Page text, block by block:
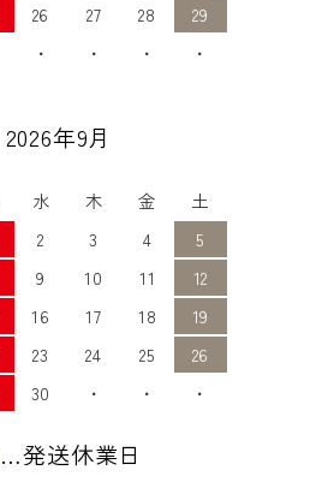
26 27 28
29
・ ・ ・ ・
2026年9月
水 木 金
土
2 3 4
5
9 10 11
12
16 17 18
19
23 24 25
26
30 ・ ・ ・
…発送休業日